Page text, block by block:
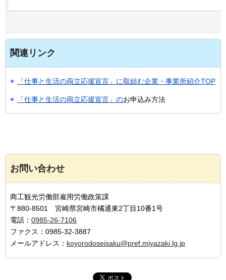
関連リンク
「仕事と生活の両立応援宣言」に取組む企業・事業所紹介TOP
「仕事と生活の両立応援宣言」のお申込み方法
お問い合わせ
商工観光労働部雇用労働政策課
〒880-8501 宮崎県宮崎市橘通東2丁目10番1号
電話： 0985-26-7106
ファクス：0985-32-3887
メールアドレス： koyorodoseisaku@pref.miyazaki.lg.jp